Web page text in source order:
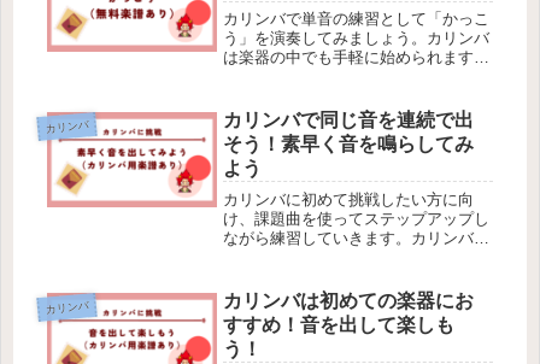
カリンバで単音の練習として「かっこ
う」を演奏してみましょう。カリンバ
は楽器の中でも手軽に始められます。
ょう。
カリンバ
カリンバで同じ音を連続で出
そう！素早く音を鳴らしてみ
よう
カリンバに初めて挑戦したい方に向
け、課題曲を使ってステップアップし
ながら練習していきます。カリンバは
早く続けて音を出してみます。
カリンバ
カリンバは初めての楽器にお
すすめ！音を出して楽しも
う！